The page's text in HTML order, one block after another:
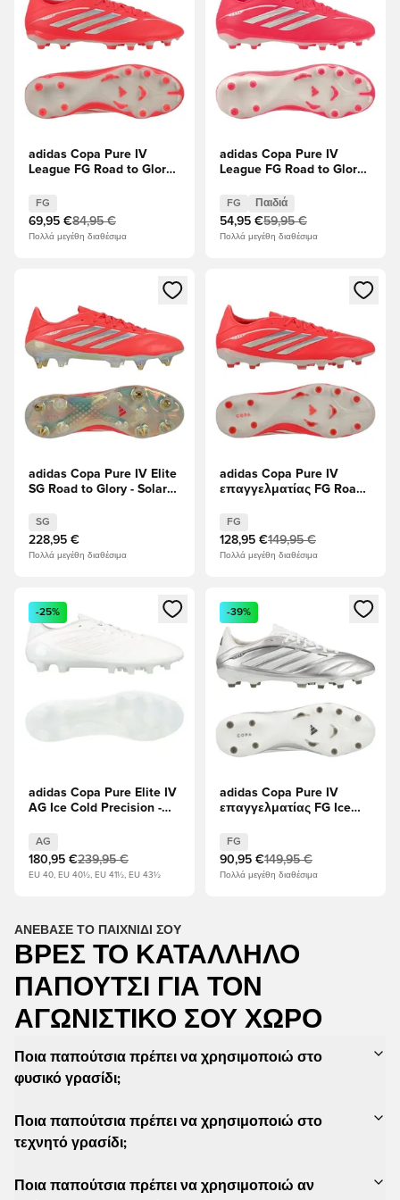
adidas Copa Pure IV
League FG Road to Glory -
Ελεφαντόδοντο/μαύρο
FG
69,95 €84,95 €
Πολλά μεγέθη διαθέσιμα
adidas Copa Pure IV
League FG Road to Glory -
Ελεφαντόδοντο/μαύρο
Παιδιά
FG Παιδιά
54,95 €59,95 €
Πολλά μεγέθη διαθέσιμα
Ανοίγει ένα Modal για να συνδεθείτε ή να εγγραφείτε ως
adidas Copa Pure IV Elite
SG Road to Glory - Solar
μαύρο
SG
228,95 €
Πολλά μεγέθη διαθέσιμα
Ανοίγει ένα Modal για να
adidas Copa Pure IV
επαγγελματίας FG Road
Ελεφαντόδοντο/μαύρο
FG
128,95 €149,95 €
Πολλά μεγέθη διαθέσιμα
Ανοίγει ένα Modal για να συνδεθείτε ή να εγγραφείτε ως
-25%
adidas Copa Pure Elite IV
AG Ice Cold Precision -
AG
180,95 €239,95 €
EU 40, EU 40½, EU 41½, EU 43½
Ανοίγει ένα Modal για να
-39%
adidas Copa Pure IV
επαγγελματίας FG Ice
Metallic/Μηδέν
Μεταλλικό/Νυχτερινό
μεταλλικό
FG
90,95 €149,95 €
Πολλά μεγέθη διαθέσιμα
ΑΝΈΒΑΣΕ ΤΟ ΠΑΙΧΝΊΔΙ ΣΟΥ
ΒΡΕΣ ΤΟ ΚΑΤΆΛΛΗΛΟ
ΠΑΠΟΎΤΣΙ ΓΙΑ ΤΟΝ
ΑΓΩΝΙΣΤΙΚΌ ΣΟΥ ΧΏΡΟ
Ποια παπούτσια πρέπει να χρησιμοποιώ στο
φυσικό γρασίδι;
Ποια παπούτσια πρέπει να χρησιμοποιώ στο
τεχνητό γρασίδι;
Ποια παπούτσια πρέπει να χρησιμοποιώ αν